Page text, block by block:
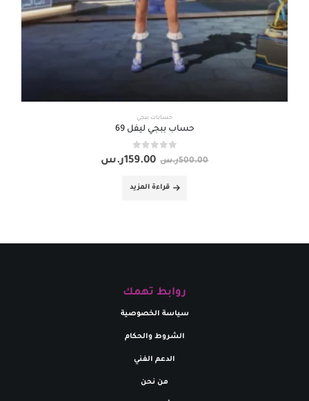
حسابات ببجي
حساب ببجي ليفل 69
500.00ر.س 159.00ر.س
قراءة المزيد
روابط تهمك
سياسة الخصوصية
الشروط والحكام
الدعم الفني
من نحن